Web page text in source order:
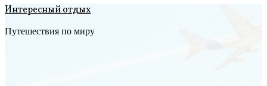
Интересный отдых
Путешествия по миру